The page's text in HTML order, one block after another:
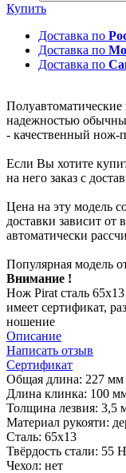
Купить
Доставка по
Доставка по
Доставка по
надежностью
- качественный нож-
Если Вы хотите
на него заказ с
Цена на эту модель
доставки зависит от
автоматически
Популярная модель
Внимание !
Нож Pirat сталь
имеет сертификат,
ношение
Описание
Написать отзыв
Сертификат
Общая длина: 227 мм
Длина клинка: 100
Толщина лезвия: 3,5
Материал рукояти:
Сталь: 65х13
Твёрдость стали: 55
Чехол: нет